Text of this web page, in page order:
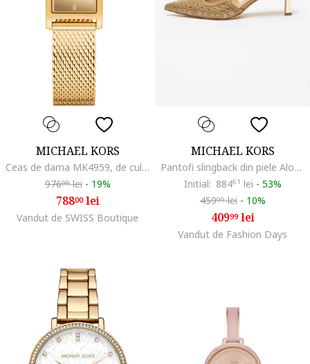
MICHAEL KORS
Ceas de dama MK4959, de culoare aurie, in stil fashion
97600lei - 19%
78800lei
Vandut de SWISS Boutique
MICHAEL KORS
Pantofi slingback din piele Alora, Auriu/Maro camel
Initial: 88461 lei - 53%
45999lei - 10%
40999lei
Vandut de Fashion Days